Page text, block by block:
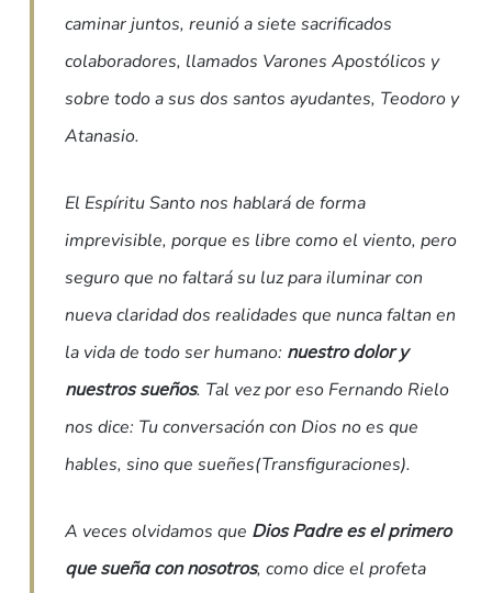
caminar juntos, reunió a siete sacrificados
colaboradores, llamados Varones Apostólicos y
sobre todo a sus dos santos ayudantes, Teodoro y
Atanasio.
El Espíritu Santo nos hablará de forma
imprevisible, porque es libre como el viento, pero
seguro que no faltará su luz para iluminar con
nueva claridad dos realidades que nunca faltan en
la vida de todo ser humano: nuestro dolor y
nuestros sueños. Tal vez por eso Fernando Rielo
nos dice: Tu conversación con Dios no es que
hables, sino que sueñes(Transfiguraciones).
A veces olvidamos que Dios Padre es el primero
que sueña con nosotros, como dice el profeta